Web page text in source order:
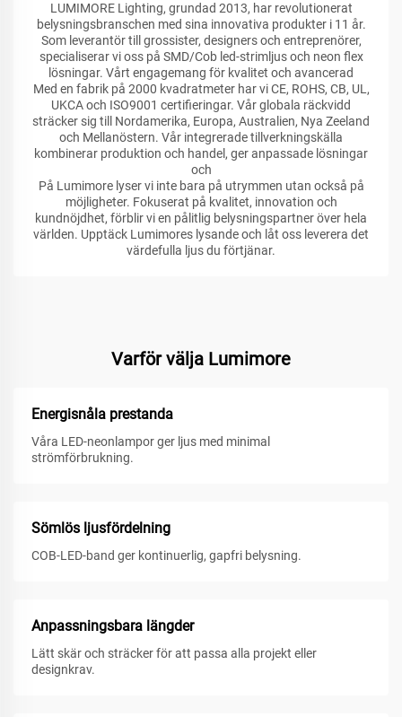
LUMIMORE Lighting, grundad 2013, har revolutionerat
belysningsbranschen med sina innovativa produkter i 11 år.
Som leverantör till grossister, designers och entreprenörer,
specialiserar vi oss på SMD/Cob led-strimljus och neon flex
lösningar. Vårt engagemang för kvalitet och avancerad
Med en fabrik på 2000 kvadratmeter har vi CE, ROHS, CB, UL,
UKCA och ISO9001 certifieringar. Vår globala räckvidd
sträcker sig till Nordamerika, Europa, Australien, Nya Zeeland
och Mellanöstern. Vår integrerade tillverkningskälla
kombinerar produktion och handel, ger anpassade lösningar
och
På Lumimore lyser vi inte bara på utrymmen utan också på
möjligheter. Fokuserat på kvalitet, innovation och
kundnöjdhet, förblir vi en pålitlig belysningspartner över hela
världen. Upptäck Lumimores lysande och låt oss leverera det
värdefulla ljus du förtjänar.
Varför välja Lumimore
Energisnåla prestanda
Våra LED-neonlampor ger ljus med minimal
strömförbrukning.
Sömlös ljusfördelning
COB-LED-band ger kontinuerlig, gapfri belysning.
Anpassningsbara längder
Lätt skär och sträcker för att passa alla projekt eller
designkrav.